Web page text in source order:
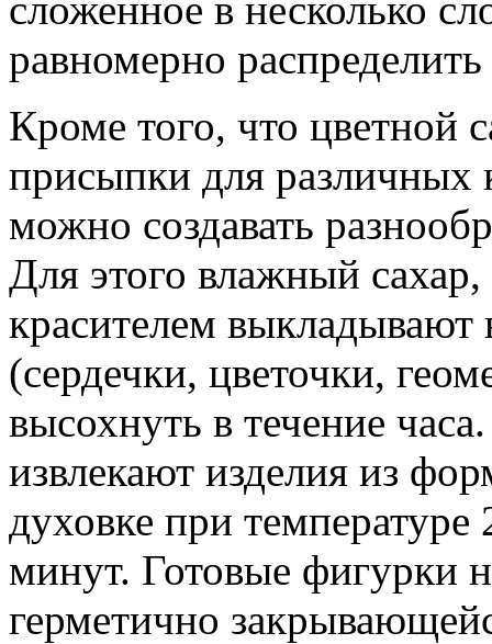
равномерно
Кроме того, что цветной
присыпки для различных
можно создавать
Для этого влажный
красителем
(сердечки, цветочки,
высохнуть в течение
извлекают изделия из
духовке при температуре
минут. Готовые фигурки
герметично